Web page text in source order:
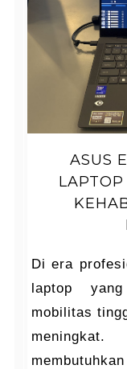
ASUS
Di era
laptop
mobilitas